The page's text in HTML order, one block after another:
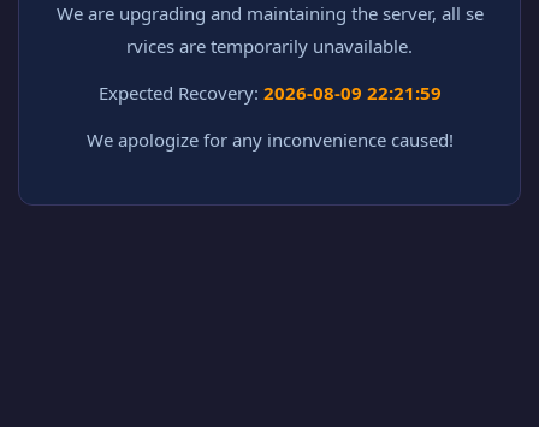
We are upgrading and maintaining the server, all se
rvices are temporarily unavailable.
Expected Recovery: 2026-08-09 22:21:59
We apologize for any inconvenience caused!